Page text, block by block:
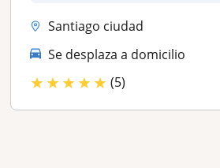
Santiago ciudad
Se desplaza a domicilio
★★★★★ (5)